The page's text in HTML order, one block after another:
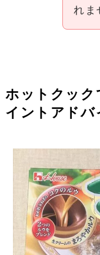
れま
ホットクック
イントアドバ